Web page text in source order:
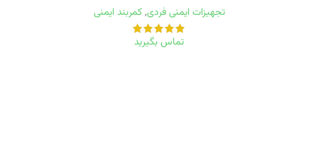
تجهیزات ایمنی فردی, کمربند ایمنی
تماس بگیرید